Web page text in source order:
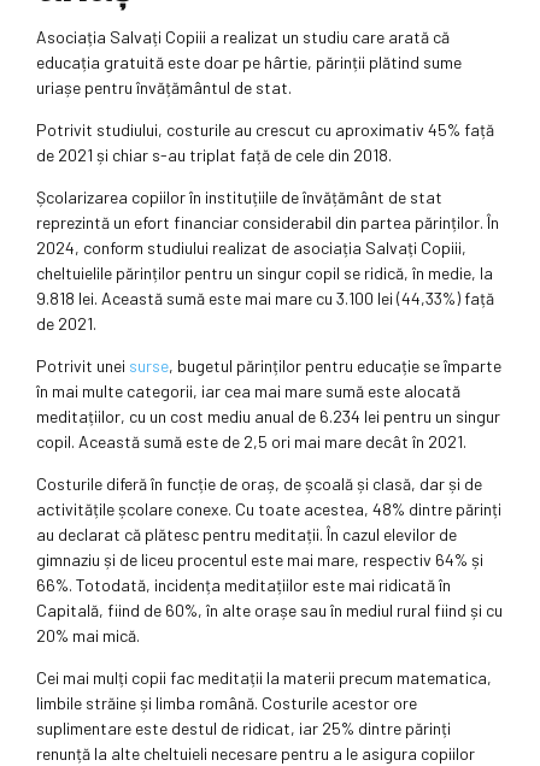
Asociația Salvați Copiii a realizat un studiu care arată că
educația gratuită este doar pe hârtie, părinții plătind sume
uriașe pentru învățământul de stat.
Potrivit studiului, costurile au crescut cu aproximativ 45% față
de 2021 și chiar s-au triplat față de cele din 2018.
Școlarizarea copiilor în instituțiile de învățământ de stat
reprezintă un efort financiar considerabil din partea părinților. În
2024, conform studiului realizat de asociația Salvați Copiii,
cheltuielile părinților pentru un singur copil se ridică, în medie, la
9.818 lei. Această sumă este mai mare cu 3.100 lei (44,33%) față
de 2021.
Potrivit unei surse, bugetul părinților pentru educație se împarte
în mai multe categorii, iar cea mai mare sumă este alocată
meditațiilor, cu un cost mediu anual de 6.234 lei pentru un singur
copil. Această sumă este de 2,5 ori mai mare decât în 2021.
Costurile diferă în funcție de oraș, de școală și clasă, dar și de
activitățile școlare conexe. Cu toate acestea, 48% dintre părinți
au declarat că plătesc pentru meditații. În cazul elevilor de
gimnaziu și de liceu procentul este mai mare, respectiv 64% și
66%. Totodată, incidența meditațiilor este mai ridicată în
Capitală, fiind de 60%, în alte orașe sau în mediul rural fiind și cu
20% mai mică.
Cei mai mulți copii fac meditații la materii precum matematica,
limbile străine și limba română. Costurile acestor ore
suplimentare este destul de ridicat, iar 25% dintre părinți
renunță la alte cheltuieli necesare pentru a le asigura copiilor